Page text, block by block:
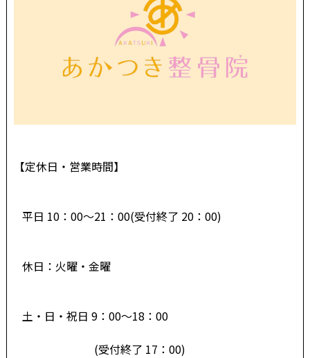
【定休日・営業時間】
平日 10：00～21：00(受付終了 20：00)
休日：火曜・金曜
土・日・祝日 9：00～18：00
(受付終了 17：00)